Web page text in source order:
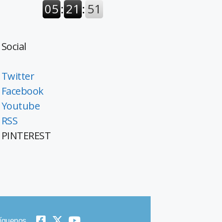
Social
Twitter
Facebook
Youtube
RSS
PINTEREST